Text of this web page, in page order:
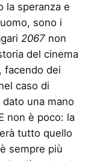
la speranza e
sono i
2067 non
del cinema
facendo dei
caso di
una mano
non è poco: la
tutto quello
sempre più